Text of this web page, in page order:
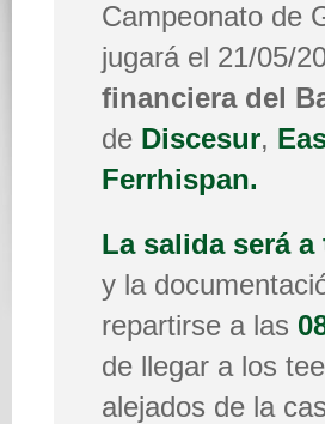
Campeonato de
jugará el 21/05/
financiera del
de Discesur,
Ferrhispan.
La salida será
y la
repartirse a las
de llegar a los
alejados de la